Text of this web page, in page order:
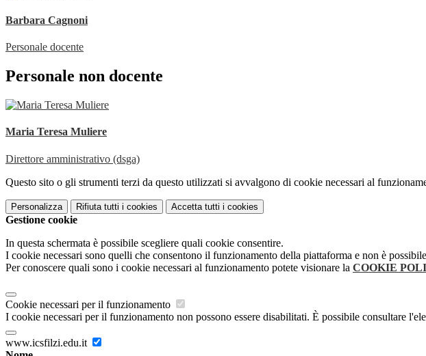
Barbara Cagnoni
Personale docente
Personale non docente
Maria Teresa Muliere
Direttore amministrativo (dsga)
Questo sito o gli strumenti terzi da questo utilizzati si avvalgono di cookie necessari al
Personalizza Rifiuta tutti i cookies Accetta tutti i cookies
Gestione cookie
In questa schermata è possibile scegliere quali cookie consentire.
I cookie necessari sono quelli che consentono il funzionamento della piattaforma e non è
Per conoscere quali sono i cookie necessari al funzionamento potete visionare la COOKIE
Cookie necessari per il funzionamento
I cookie necessari per il funzionamento non possono essere disabilitati. È possibile consultare
www.icsfilzi.edu.it